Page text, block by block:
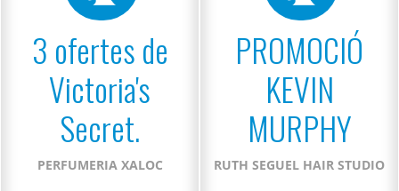
3 ofertes de
Victoria's
Secret.
PERFUMERIA XALOC
PROMOCIÓ
KEVIN
MURPHY
RUTH SEGUEL HAIR STUDIO